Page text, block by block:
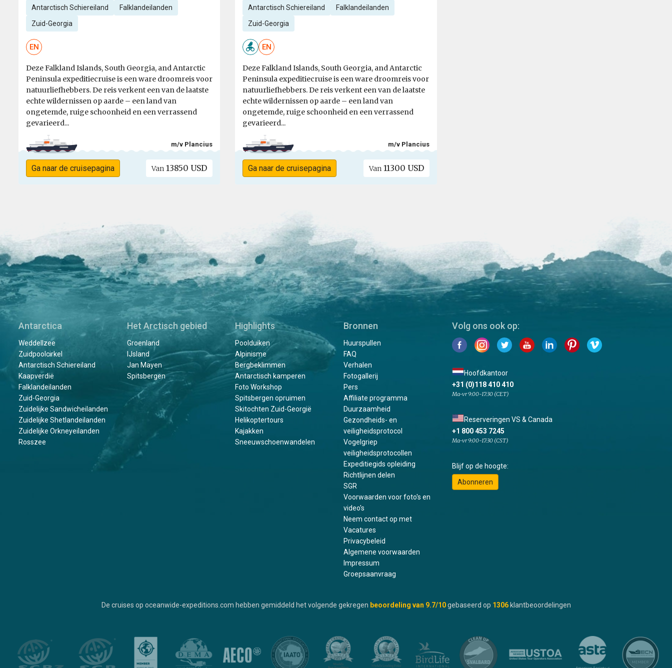
Antarctisch Schiereiland Falklandeilanden
Zuid-Georgia
EN
Deze Falkland Islands, South Georgia, and Antarctic
Peninsula expeditiecruise is een ware droomreis voor
natuurliefhebbers. De reis verkent een van de laatste
echte wildernissen op aarde – een land van
ongetemde, ruige schoonheid en een verrassend
gevarieerd...
m/v Plancius
Ga naar de cruisepagina Van 13850 USD
Antarctisch Schiereiland Falklandeilanden
Zuid-Georgia
EN
Deze Falkland Islands, South Georgia, and Antarctic
Peninsula expeditiecruise is een ware droomreis voor
natuurliefhebbers. De reis verkent een van de laatste
echte wildernissen op aarde – een land van
ongetemde, ruige schoonheid en een verrassend
gevarieerd...
m/v Plancius
Ga naar de cruisepagina Van11300 USD
Antarctica
Weddellzee
Zuidpoolcirkel
Antarctisch Schiereiland
Kaapverdië
Falklandeilanden
Zuid-Georgia
Zuidelijke Sandwicheilanden
Zuidelijke Shetlandeilanden
Zuidelijke Orkneyeilanden
Rosszee
Het Arctisch gebied
Groenland
IJsland
Jan Mayen
Spitsbergen
Highlights
Poolduiken
Alpinisme
Bergbeklimmen
Antarctisch kamperen
Foto Workshop
Spitsbergen opruimen
Skitochten Zuid-Georgië
Helikoptertours
Kajakken
Sneeuwschoenwandelen
Bronnen
Huurspullen
FAQ
Verhalen
Fotogallerij
Pers
Affiliate programma
Duurzaamheid
Gezondheids- en
veiligheidsprotocol
Vogelgriep
veiligheidsprotocollen
Expeditiegids opleiding
Richtlijnen delen
SGR
Voorwaarden voor foto's en
video's
Neem contact op met
Vacatures
Privacybeleid
Algemene voorwaarden
Impressum
Groepsaanvraag
Volg ons ook op:
Hoofdkantoor
+31 (0)118 410 410
Ma-vr 9:00-17:30 (CET)
Reserveringen VS & Canada
+1 800 453 7245
Ma-vr 9:00-17:30 (CST)
Blijf op de hoogte:
Abonneren
De cruises op oceanwide-expeditions.com hebben gemiddeld het volgende gekregen beoordeling van 9.7/10 gebaseerd op 1306 klantbeoordelingen